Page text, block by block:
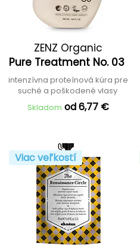
ZENZ Organic
Pure Treatment No. 03
intenzívna proteínová kúra pre
suché a poškodené vlasy
Skladom od 6,77 €
Viac veľkostí